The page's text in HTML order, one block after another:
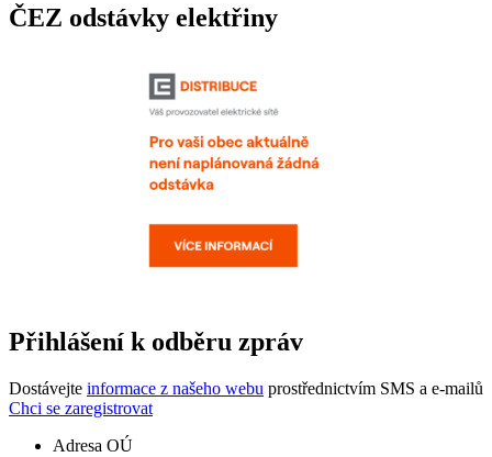
ČEZ odstávky elektřiny
Přihlášení k odběru zpráv
Dostávejte informace z našeho webu prostřednictvím SMS a e-mailů
Chci se zaregistrovat
Adresa OÚ